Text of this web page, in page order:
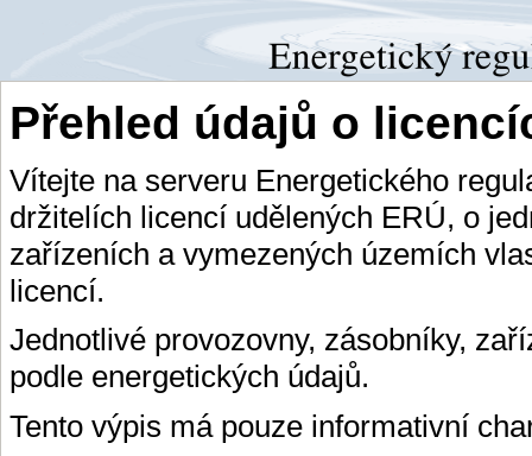
Přehled údajů o
Vítejte na serveru Energetického
držitelích licencí udělených ERÚ, o
zařízeních a vymezených územích
licencí.
Jednotlivé provozovny, zásobníky,
podle energetických údajů.
Tento výpis má pouze informativní